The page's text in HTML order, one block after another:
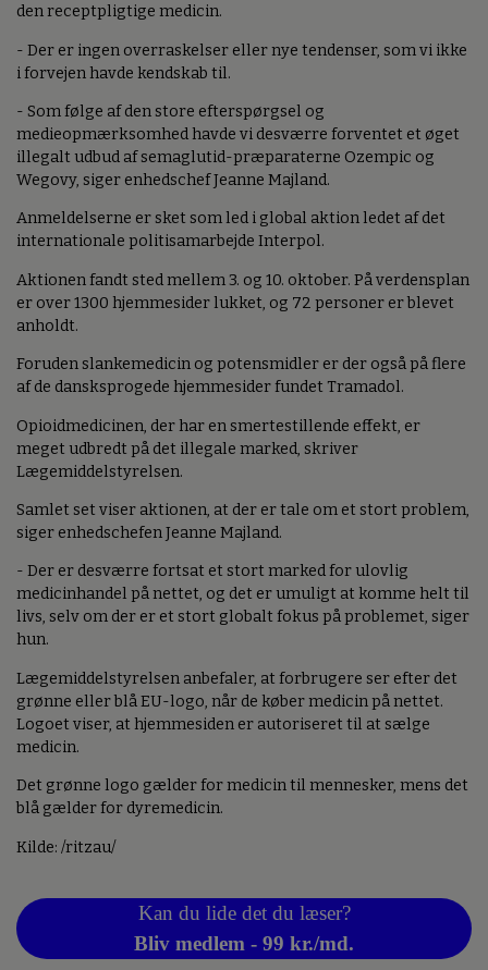
den receptpligtige medicin.
- Der er ingen overraskelser eller nye tendenser, som vi ikke
i forvejen havde kendskab til.
- Som følge af den store efterspørgsel og
medieopmærksomhed havde vi desværre forventet et øget
illegalt udbud af semaglutid-præparaterne Ozempic og
Wegovy, siger enhedschef Jeanne Majland.
Anmeldelserne er sket som led i global aktion ledet af det
internationale politisamarbejde Interpol.
Aktionen fandt sted mellem 3. og 10. oktober. På verdensplan
er over 1300 hjemmesider lukket, og 72 personer er blevet
anholdt.
Foruden slankemedicin og potensmidler er der også på flere
af de dansksprogede hjemmesider fundet Tramadol.
Opioidmedicinen, der har en smertestillende effekt, er
meget udbredt på det illegale marked, skriver
Lægemiddelstyrelsen.
Samlet set viser aktionen, at der er tale om et stort problem,
siger enhedschefen Jeanne Majland.
- Der er desværre fortsat et stort marked for ulovlig
medicinhandel på nettet, og det er umuligt at komme helt til
livs, selv om der er et stort globalt fokus på problemet, siger
hun.
Lægemiddelstyrelsen anbefaler, at forbrugere ser efter det
grønne eller blå EU-logo, når de køber medicin på nettet.
Logoet viser, at hjemmesiden er autoriseret til at sælge
medicin.
Det grønne logo gælder for medicin til mennesker, mens det
blå gælder for dyremedicin.
Kilde: /ritzau/
Kan du lide det du læser?
Bliv medlem - 99 kr./md.